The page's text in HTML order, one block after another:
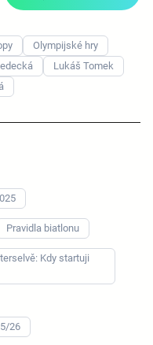
Olympijské hry
Lukáš Tomek
Pravidla biatlonu
Kdy startuji
26